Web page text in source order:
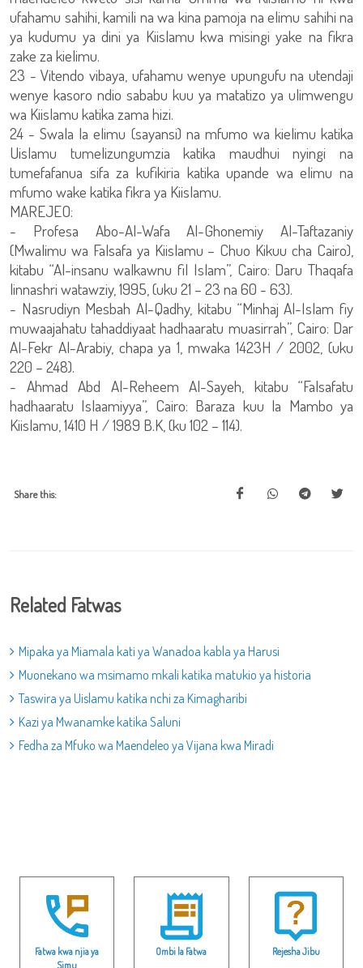
ufahamu sahihi, kamili na wa kina pamoja na elimu sahihi na
ya kudumu ya dini ya Kiislamu kwa misingi yake na fikra
zake za kielimu.
23 - Vitendo vibaya, ufahamu wenye upungufu na utendaji
wenye kasoro ndio sababu kuu ya matatizo ya ulimwengu
wa Kiislamu katika zama hizi.
24 - Swala la elimu (sayansi) na mfumo wa kielimu katika
Uislamu tumelizungumzia katika maudhui nyingi na
tumefafanua sifa za kufikiria katika upande wa elimu na
mfumo wake katika fikra ya Kiislamu.
MAREJEO:
- Profesa Abo-Al-Wafa Al-Ghonemiy Al-Taftazaniy
(Mwalimu wa Falsafa ya Kiislamu – Chuo Kikuu cha Cairo),
kitabu “Al-insanu walkawnu fil Islam”, Cairo: Daru Thaqafa
linnashri watawziy, 1995, (uku 21 – 23 na 60 - 63).
- Nasrudiyn Mesbah Al-Qadhy, kitabu “Minhaj Al-Islam fiy
muwaajahatu tahaddiyaat hadhaaratu muasirrah”, Cairo: Dar
Al-Fekr Al-Arabiy, chapa ya 1, mwaka 1423H / 2002, (uku
220 – 248).
- Ahmad Abd Al-Reheem Al-Sayeh, kitabu “Falsafatu
hadhaaratu Islaamiyya”, Cairo: Baraza kuu la Mambo ya
Kiislamu, 1410 H / 1989 B.K, (ku 102 – 114).
Share this:
Related Fatwas
Mipaka ya Miamala kati ya Wanadoa kabla ya Harusi
Muonekano wa msimamo mkali katika matukio ya historia
Taswira ya Uislamu katika nchi za Kimagharibi
Kazi ya Mwanamke katika Saluni
Fedha za Mfuko wa Maendeleo ya Vijana kwa Miradi
Fatwa kwa njia ya
Simu
Ombi la Fatwa Rejesha Jibu